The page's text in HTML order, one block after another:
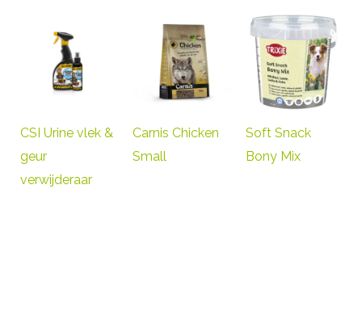
CSI Urine vlek &
geur
verwijderaar
Carnis Chicken
Small
Soft Snack
Bony Mix